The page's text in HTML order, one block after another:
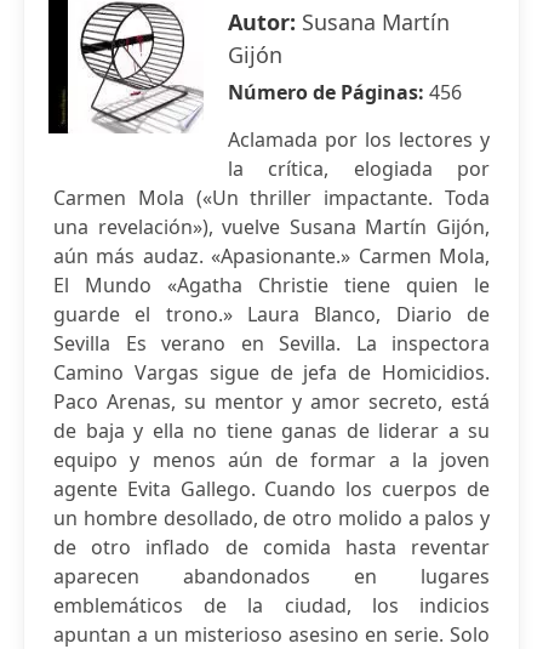
Autor: Susana Martín
Gijón
Número de Páginas: 456
Aclamada por los lectores y
la crítica, elogiada por
Carmen Mola («Un thriller impactante. Toda
una revelación»), vuelve Susana Martín Gijón,
aún más audaz. «Apasionante.» Carmen Mola,
El Mundo «Agatha Christie tiene quien le
guarde el trono.» Laura Blanco, Diario de
Sevilla Es verano en Sevilla. La inspectora
Camino Vargas sigue de jefa de Homicidios.
Paco Arenas, su mentor y amor secreto, está
de baja y ella no tiene ganas de liderar a su
equipo y menos aún de formar a la joven
agente Evita Gallego. Cuando los cuerpos de
un hombre desollado, de otro molido a palos y
de otro inflado de comida hasta reventar
aparecen abandonados en lugares
emblemáticos de la ciudad, los indicios
apuntan a un misterioso asesino en serie. Solo